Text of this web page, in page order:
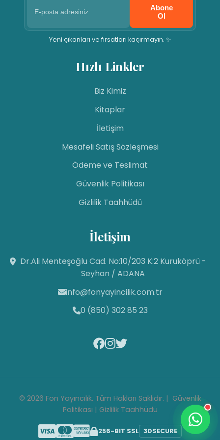
Abone
Ol
Yeni çıkanları ve fırsatları kaçırmayın. ✨
Hızlı Linkler
Biz Kimiz
Kitaplar
İletişim
Mesafeli Satış Sözleşmesi
Ödeme ve Teslimat
Güvenlik Politikası
Gizlilik Taahhüdü
İletişim
Dr.Ali Menteşoğlu Cad. No:10/203 K:2 Kuruköprü -
Seyhan / ADANA
info@fonyayincilik.com.tr
0 (850) 302 85 23
© 2026 Fon Yayıncılık. Tüm Hakları Saklıdır. | Güvenlik
Politikası | Gizlilik Taahhüdü
256-BIT SSL 3DSECURE
Canlı Destek Hattı
Fon Yayıncılık
Merhaba! Size nasıl yardımcı
olabilirim? Aşağıdan mesajınızı